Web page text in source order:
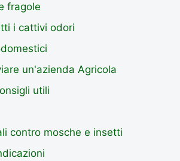
fragole
i cattivi odori
un'azienda Agricola
utili
contro mosche e insetti